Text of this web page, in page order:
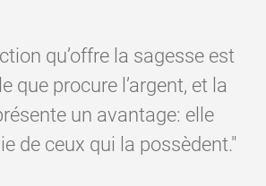
qu’offre la sagesse est
que procure l’argent, et la
un avantage: elle
de ceux qui la possèdent."